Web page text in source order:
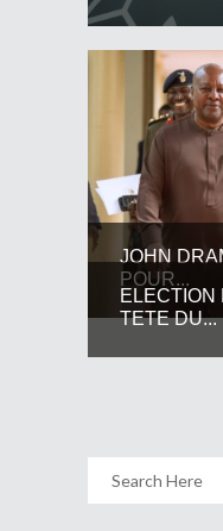
JOHN
POUR...
ELECTION
TETE DU...